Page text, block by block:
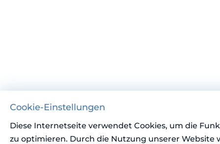
Cookie-Einstellungen
Diese Internetseite verwendet Cookies, um die
zu optimieren. Durch die Nutzung unserer Website